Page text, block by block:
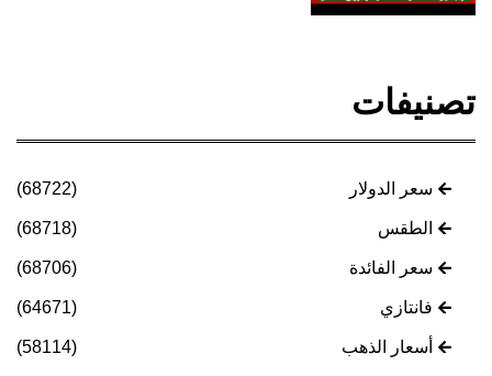
تصنيفات
سعر الدولار (68722)
الطقس (68718)
سعر الفائدة (68706)
فانتازي (64671)
أسعار الذهب (58114)